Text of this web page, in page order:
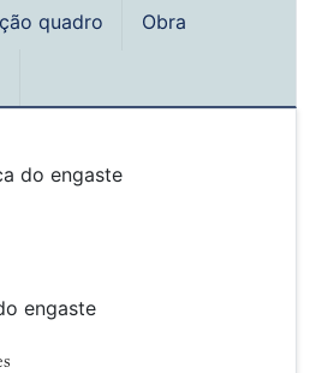
quadro Obra
do engaste
engaste